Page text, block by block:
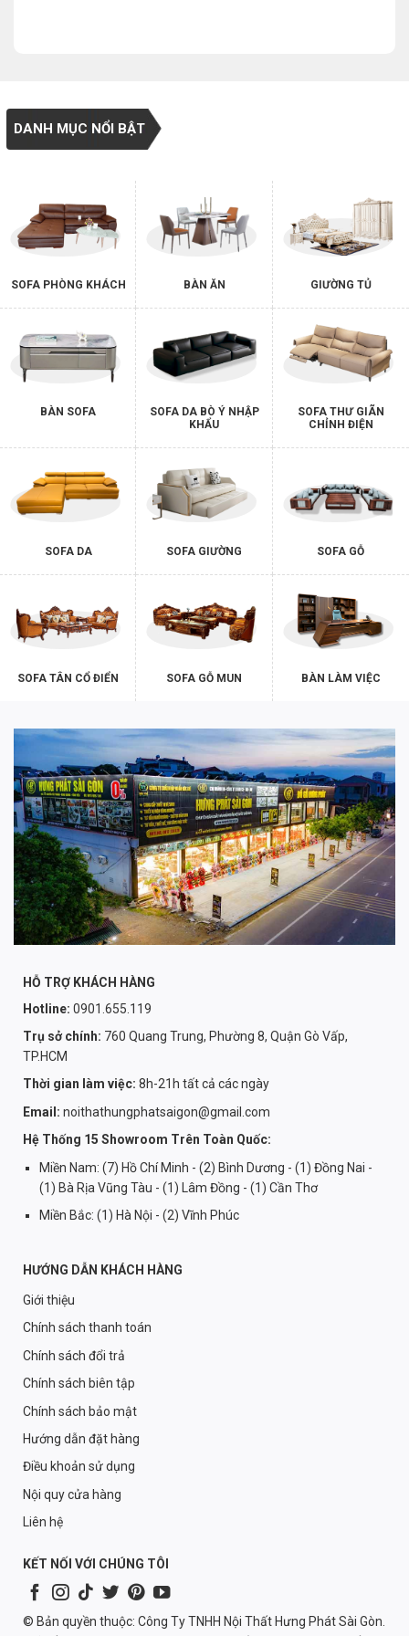
DANH MỤC NỔI BẬT
SOFA PHÒNG KHÁCH BÀN ĂN GIƯỜNG TỦ
BÀN SOFA
SOFA DA BÒ Ý NHẬP
KHẨU
SOFA THƯ GIÃN
CHỈNH ĐIỆN
SOFA DA SOFA GIƯỜNG SOFA GỖ
SOFA TÂN CỔ ĐIỂN SOFA GỖ MUN BÀN LÀM VIỆC
HỖ TRỢ KHÁCH HÀNG
Hotline: 0901.655.119
Trụ sở chính: 760 Quang Trung, Phường 8, Quận Gò Vấp,
TP.HCM
Thời gian làm việc: 8h-21h tất cả các ngày
Email: noithathungphatsaigon@gmail.com
Hệ Thống 15 Showroom Trên Toàn Quốc:
Miền Nam: (7) Hồ Chí Minh - (2) Bình Dương - (1) Đồng Nai -
(1) Bà Rịa Vũng Tàu - (1) Lâm Đồng - (1) Cần Thơ
Miền Bắc: (1) Hà Nội - (2) Vĩnh Phúc
HƯỚNG DẪN KHÁCH HÀNG
Giới thiệu
Chính sách thanh toán
Chính sách đổi trả
Chính sách biên tập
Chính sách bảo mật
Hướng dẫn đặt hàng
Điều khoản sử dụng
Nội quy cửa hàng
Liên hệ
KẾT NỐI VỚI CHÚNG TÔI
© Bản quyền thuộc: Công Ty TNHH Nội Thất Hưng Phát Sài Gòn.